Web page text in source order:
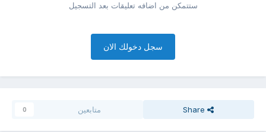
ستتمكن من اضافه تعليقات بعد التسجيل
سجل دخولك الان
Share متابعين 0